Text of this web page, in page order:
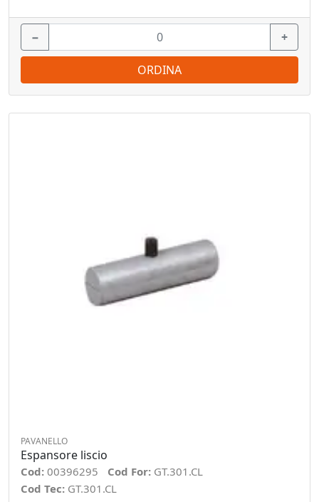
− +
ORDINA
PAVANELLO
Espansore liscio
Cod: 00396295 Cod For: GT.301.CL
Cod Tec: GT.301.CL